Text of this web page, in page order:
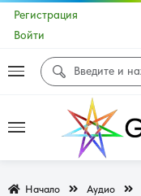
Регистрация
Войти
Начало Аудио